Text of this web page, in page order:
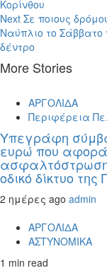
Κορίνθου
Next Σε ποιους
Ναύπλιο το Σάββατο
δέντρο
More Stories
ΑΡΓΟΛΙΔΑ
Περιφέρεια
Υπεγράφη
ευρώ που
οδικό δίκτυο
2 ημέρες ago admin
ΑΡΓΟΛΙΔΑ
ΑΣΤΥΝΟΜΙΚΑ
1 min read